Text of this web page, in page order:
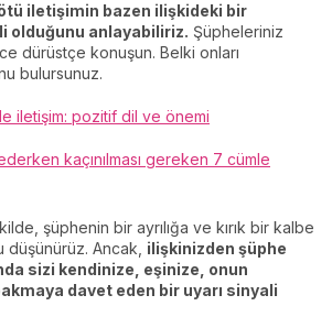
iletişimin bazen ilişkideki bir
olduğunu anlayabiliriz. Şüpheleriniz
dürüstçe konuşun. Belki onları
bulursunuz.
iletişim: pozitif dil ve önemi
kaçınılması gereken 7 cümle
şüphenin bir ayrılığa ve kırık bir kalbe
düşünürüz. Ancak, ilişkinizden şüphe
sizi kendinize, eşinize, onun
davet eden bir uyarı sinyali